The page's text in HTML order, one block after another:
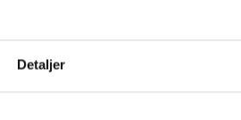
Detaljer